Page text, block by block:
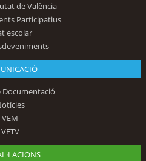
de València
Participatius
escolar
Documentació
VEM
VETV